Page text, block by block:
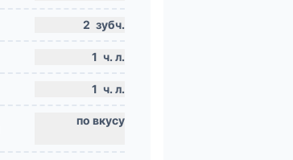
2 зубч.
1 ч. л.
1 ч. л.